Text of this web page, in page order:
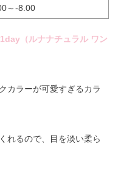
～-8.00
（ルナナチュラル ワン
カラーが可愛すぎるカラ
れるので、目を淡い柔ら